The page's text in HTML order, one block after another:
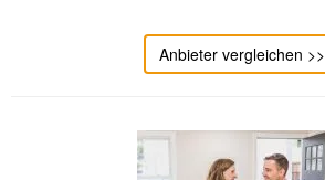
Anbieter vergleichen >>